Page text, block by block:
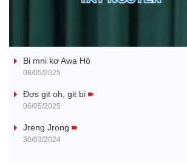
a
Bi mni kơ Awa Hô
08/05/2025
Đơs git oh, git bi
06/05/2025
Jreng Jrong
30/03/2024